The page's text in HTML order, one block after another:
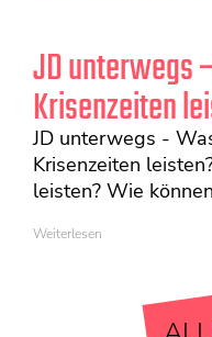
JD unterwegs
Krisenzeiten
JD unterwegs -
Krisenzeiten
leisten? Wie
Weiterlesen